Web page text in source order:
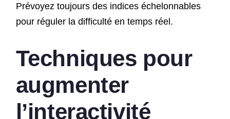
Prévoyez toujours des indices échelonnables
pour réguler la difficulté en temps réel.
Techniques pour
augmenter
l’interactivité